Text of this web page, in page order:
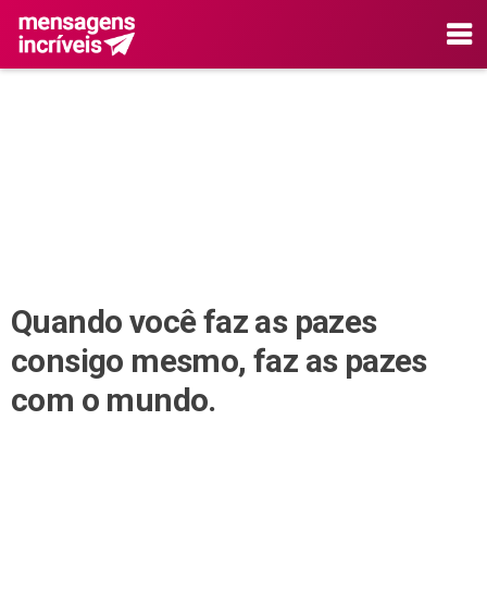
Quando você faz as pazes
consigo mesmo, faz as pazes
com o mundo.